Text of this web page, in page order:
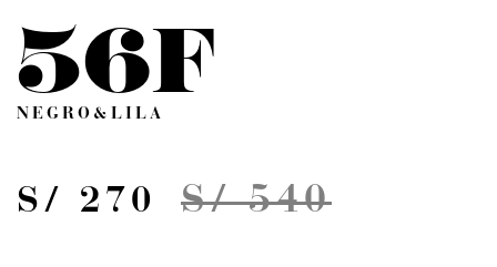
56F
NEGRO&LILA
S/ 270 S/ 540